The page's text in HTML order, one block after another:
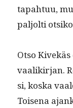
tapah­tuu,
paljolti
Otso
vaa­likir­jan.
si, kos­ka
Toise­na